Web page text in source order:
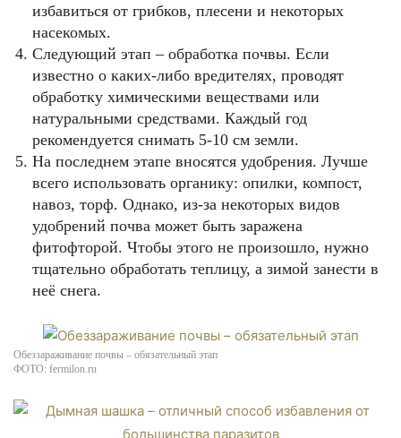
избавиться от грибков, плесени и некоторых
насекомых.
Следующий этап – обработка почвы. Если
известно о каких-либо вредителях, проводят
обработку химическими веществами или
натуральными средствами. Каждый год
рекомендуется снимать 5-10 см земли.
На последнем этапе вносятся удобрения. Лучше
всего использовать органику: опилки, компост,
навоз, торф. Однако, из-за некоторых видов
удобрений почва может быть заражена
фитофторой. Чтобы этого не произошло, нужно
тщательно обработать теплицу, а зимой занести в
неё снега.
Обеззараживание почвы – обязательный этап
ФОТО: fermilon.ru